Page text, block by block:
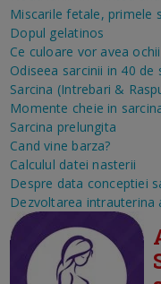
Miscarile fetale, primele
Dopul gelatinos
Ce culoare vor avea
Odiseea sarcinii in 40
Sarcina (Intrebari &
Momente cheie in
Sarcina prelungita
Cand vine barza?
Calculul datei nasterii
Despre data conceptiei
Dezvoltarea intrauterina